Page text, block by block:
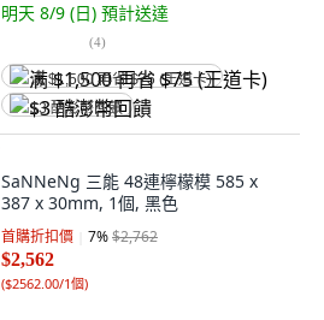
明天 8/9 (日) 預計送達
(4)
满 $1,500 再省 $75 (王道卡)
$3 酷澎幣回饋
SaNNeNg 三能 48連檸檬模 585 x
387 x 30mm, 1個, 黑色
首購折扣價 7%$2,762
$2,562
($2562.00/1個)